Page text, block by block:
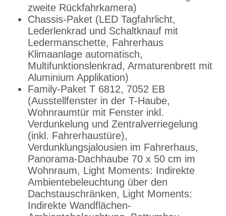
zweite Rückfahrkamera)
Chassis-Paket (LED Tagfahrlicht,
Lederlenkrad und Schaltknauf mit
Ledermanschette, Fahrerhaus
Klimaanlage automatisch,
Multifunktionslenkrad, Armaturenbrett mit
Aluminium Applikation)
Family-Paket T 6812, 7052 EB
(Ausstellfenster in der T-Haube,
Wohnraumtür mit Fenster inkl.
Verdunkelung und Zentralverriegelung
(inkl. Fahrerhaustüre),
Verdunklungsjalousien im Fahrerhaus,
Panorama-Dachhaube 70 x 50 cm im
Wohnraum, Light Moments: Indirekte
Ambientebeleuchtung über den
Dachstauschränken, Light Moments:
Indirekte Wandflächen-